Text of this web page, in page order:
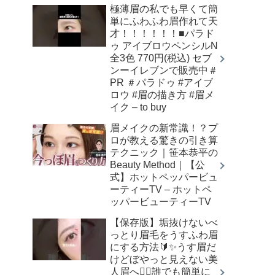
極薄眉の私でも早くて簡
単にふわふわ眉作れて天
才！！！！！！■パラド
ゥ アイブロウペンシルN
全3色 770円(税込) セブ
ンーイレブンで販売中＃
PR ＃パラドゥ #アイブ
ロウ #眉の描き方 #眉メ
イク – to buy
眉メイクの新常識！？プ
ロが教える驚きの引き算
テクニック｜笹本恭平の
Beauty Method｜【公
式】ホットペッパービュ
ーティーTV – ホットペ
ッパービューティーTV
【保存版】垢抜けないべ
っとり眉毛をうすふわ眉
にする方法🔰✨うす眉だ
けどぼやっと見えない美
人眉へ👌🏻誰でも簡単に